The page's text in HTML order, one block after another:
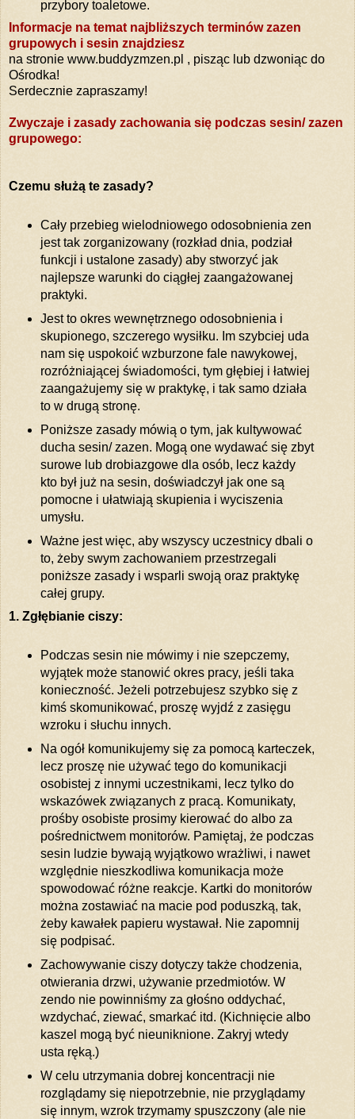
przybory toaletowe.
Informacje na temat najbliższych terminów zazen
grupowych i sesin znajdziesz
na stronie www.buddyzmzen.pl , pisząc lub dzwoniąc do
Ośrodka!
Serdecznie zapraszamy!
Zwyczaje i zasady zachowania się podczas sesin/ zazen
grupowego:
Czemu służą te zasady?
Cały przebieg wielodniowego odosobnienia zen
jest tak zorganizowany (rozkład dnia, podział
funkcji i ustalone zasady) aby stworzyć jak
najlepsze warunki do ciągłej zaangażowanej
praktyki.
Jest to okres wewnętrznego odosobnienia i
skupionego, szczerego wysiłku. Im szybciej uda
nam się uspokoić wzburzone fale nawykowej,
rozróżniającej świadomości, tym głębiej i łatwiej
zaangażujemy się w praktykę, i tak samo działa
to w drugą stronę.
Poniższe zasady mówią o tym, jak kultywować
ducha sesin/ zazen. Mogą one wydawać się zbyt
surowe lub drobiazgowe dla osób, lecz każdy
kto był już na sesin, doświadczył jak one są
pomocne i ułatwiają skupienia i wyciszenia
umysłu.
Ważne jest więc, aby wszyscy uczestnicy dbali o
to, żeby swym zachowaniem przestrzegali
poniższe zasady i wsparli swoją oraz praktykę
całej grupy.
1. Zgłębianie ciszy:
Podczas sesin nie mówimy i nie szepczemy,
wyjątek może stanowić okres pracy, jeśli taka
konieczność. Jeżeli potrzebujesz szybko się z
kimś skomunikować, proszę wyjdź z zasięgu
wzroku i słuchu innych.
Na ogół komunikujemy się za pomocą karteczek,
lecz proszę nie używać tego do komunikacji
osobistej z innymi uczestnikami, lecz tylko do
wskazówek związanych z pracą. Komunikaty,
prośby osobiste prosimy kierować do albo za
pośrednictwem monitorów. Pamiętaj, że podczas
sesin ludzie bywają wyjątkowo wrażliwi, i nawet
względnie nieszkodliwa komunikacja może
spowodować różne reakcje. Kartki do monitorów
można zostawiać na macie pod poduszką, tak,
żeby kawałek papieru wystawał. Nie zapomnij
się podpisać.
Zachowywanie ciszy dotyczy także chodzenia,
otwierania drzwi, używanie przedmiotów. W
zendo nie powinniśmy za głośno oddychać,
wzdychać, ziewać, smarkać itd. (Kichnięcie albo
kaszel mogą być nieuniknione. Zakryj wtedy
usta ręką.)
W celu utrzymania dobrej koncentracji nie
rozglądamy się niepotrzebnie, nie przyglądamy
się innym, wzrok trzymamy spuszczony (ale nie